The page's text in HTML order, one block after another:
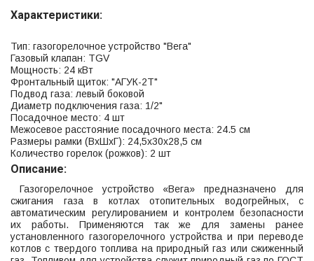
Характеристики:
Тип: газогорелочное устройство "Вега"
Газовый клапан: TGV
Мощность: 24 кВт
Фронтальный щиток: "АГУК-2Т"
Подвод газа: левый боковой
Диаметр подключения газа: 1/2"
Посадочное место: 4 шт
Межосевое расстояние посадочного места: 24.5 см
Размеры рамки (ВхШхГ): 24,5х30х28,5 см
Количество горелок (рожков): 2 шт
Описание:
Газогорелочное устройство «Вега» предназначено для
сжигания газа в котлах отопительных водогрейных, с
автоматическим регулированием и контролем безопасности
их работы. Применяются так же для замены ранее
установленного газогорелочного устройства и при переводе
котлов с твердого топлива на природный газ или сжиженный